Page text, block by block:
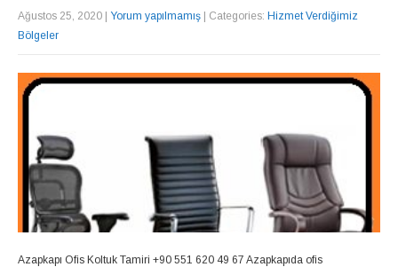
Ağustos 25, 2020 | Yorum yapılmamış | Categories: Hizmet Verdiğimiz
Bölgeler
Azapkapı Ofis Koltuk Tamiri +90 551 620 49 67 Azapkapıda ofis